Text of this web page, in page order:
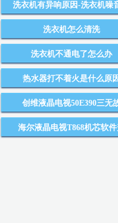
洗衣机有异响原因-洗衣机噪
洗衣机怎么清洗
洗衣机不通电了怎么办
热水器打不着火是什么原
创维液晶电视50E390三无
海尔液晶电视T868机芯软